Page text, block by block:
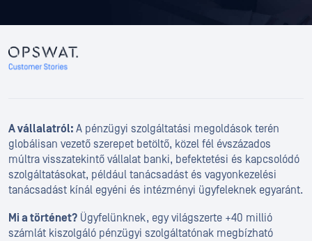
A vállalatról: A pénzügyi szolgáltatási megoldások terén
globálisan vezető szerepet betöltő, közel fél évszázados
múltra visszatekintő vállalat banki, befektetési és kapcsolódó
szolgáltatásokat, például tanácsadást és vagyonkezelési
tanácsadást kínál egyéni és intézményi ügyfeleknek egyaránt.
Mi a történet? Ügyfelünknek, egy világszerte +40 millió
számlát kiszolgáló pénzügyi szolgáltatónak megbízható